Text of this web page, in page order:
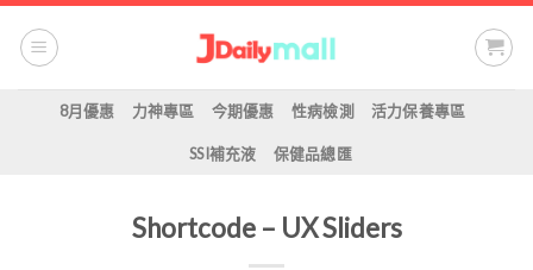
to
content
8月優惠 力神專區 今期優惠 性病檢測 活力保養專區
SSI補充液 保健品總匯
Shortcode – UX Sliders